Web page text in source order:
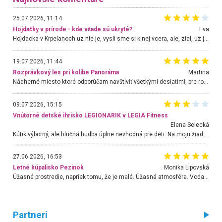
25.07.2026, 11:14
Hojdačky v prírode - kde všade sú ukryté?
Eva
Hojdacka v Krpelanoch uz nie je, vysli sme si k nej vcera, ale, zial, uz je znicena. Ak sem planujete cestu len kvoli hojdacke, mozete si ju usetrit. Krasny vyhlad je tu vsak aj bez hojdacky :-)
19.07.2026, 11:44
Rozprávkový les pri kolibe Panoráma
Martina
Nádherné miesto ktoré odporúčam navštíviť všetkými desiatimi, pre rodiny s deťmi, dôchodcom... Proste a jednoducho ozaj rozprávkový les.. určite ešte prídeme. Odniesli sme si na pamiatku krásne tričká,
09.07.2026, 15:15
Vnútorné detské ihrisko LEGIONARIK v LEGIA Fitness
Elena Selecká
27.06.2026, 16:53
Letné kúpalisko Pezinok
. Monika Lipovská
Úžasné prostredie, napriek tomu, že je malé. Úžasná atmosféra. Voda fantastická a nádherná. Ľudí je pomerne veľa, ale su mili a ohľaduplní. Je veľmi zaujímavé sledovať, ako dokážu spolu športovať cudzí ľudia a bez ohľadu na vek. Vládne tu pohoda. Vnuka neviem dostať z vody. Ďakujem za krásny deň . Urcite sa sem vrátim. Jediný problém je s parkovaním, ale aj ten sa mi podarilo vyriešiť. Monika Bratislava
Partneri